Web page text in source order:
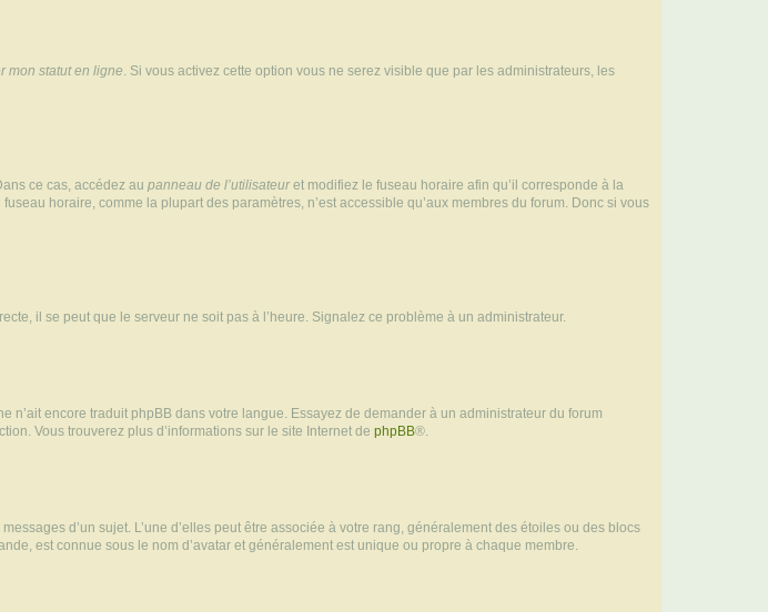
mon statut en ligne. Si vous activez cette option vous ne serez visible que par les administrateurs, les
ce cas, accédez au panneau de l’utilisateuret modifiez le fuseau horaire afin qu’il corresponde à la
horaire, comme la plupart des paramètres, n’est accessible qu’aux membres du forum. Donc si vous
il se peut que le serveur ne soit pas à l’heure. Signalez ce problème à un administrateur.
encore traduit phpBB dans votre langue. Essayez de demander à un administrateur du forum
Vous trouverez plus d’informations sur le site Internet de phpBB®.
d’un sujet. L’une d’elles peut être associée à votre rang, généralement des étoiles ou des blocs
est connue sous le nom d’avatar et généralement est unique ou propre à chaque membre.